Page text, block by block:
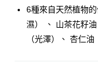
運送方式
全家取貨付款
每筆NT$80，滿
6種來自天然植物
濕） 、 山茶花籽
（光澤）、 杏仁油